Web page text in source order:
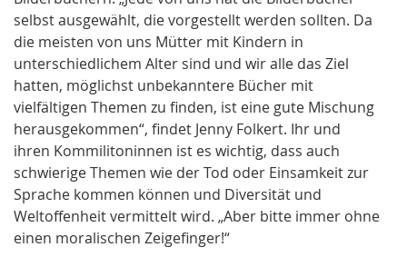
selbst ausgewählt, die vorgestellt werden sollten. Da
die meisten von uns Mütter mit Kindern in
unterschiedlichem Alter sind und wir alle das Ziel
hatten, möglichst unbekanntere Bücher mit
vielfältigen Themen zu finden, ist eine gute Mischung
herausgekommen“, findet Jenny Folkert. Ihr und
ihren Kommilitoninnen ist es wichtig, dass auch
schwierige Themen wie der Tod oder Einsamkeit zur
Sprache kommen können und Diversität und
Weltoffenheit vermittelt wird. „Aber bitte immer ohne
einen moralischen Zeigefinger!“